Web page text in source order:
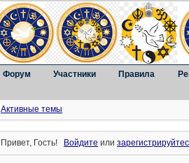
Форум Участники Правила
Активные темы
Привет, Гость! Войдите или